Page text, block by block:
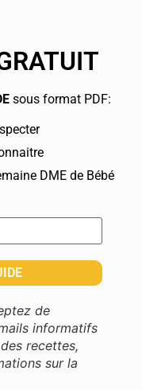
sous format PDF:
DME de Bébé
de
informatifs
recettes,
sur la